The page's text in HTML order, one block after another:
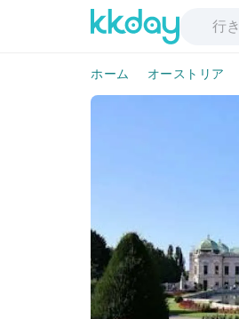
ホーム オーストリア